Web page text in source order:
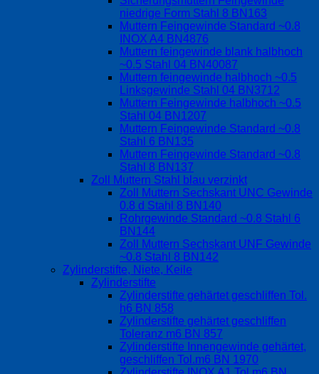
niedrige Form Stahl 8 BN163
Muttern Feingewinde Standard ~0.8
INOX A4 BN4876
Muttern feingewinde blank halbhoch
~0.5 Stahl 04 BN40087
Muttern feingewinde halbhoch ~0.5
Linksgewinde Stahl 04 BN3712
Muttern Feingewinde halbhoch ~0.5
Stahl 04 BN1207
Muttern Feingewinde Standard ~0.8
Stahl 6 BN135
Muttern Feingewinde Standard ~0.8
Stahl 8 BN137
Zoll Muttern Stahl blau verzinkt
Zoll Muttern Sechskant UNC Gewinde
0.8 d Stahl 8 BN140
Rohrgewinde Standard ~0.8 Stahl 6
BN144
Zoll Muttern Sechskant UNF Gewinde
~0.8 Stahl 8 BN142
Zylinderstifte, Niete, Keile
Zylinderstifte
Zylinderstifte gehärtet geschliffen Tol.
h6 BN 858
Zylinderstifte gehärtet geschliffen
Toleranz m6 BN 857
Zylinderstifte Innengewinde gehärtet,
geschliffen Tol.m6 BN 1970